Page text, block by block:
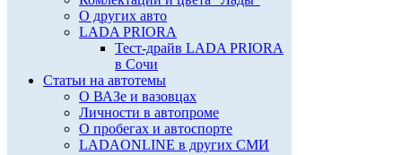
О других авто
LADA PRIORA
Тест-драйв LADA PRIORA
в Сочи
Статьи на автотемы
О ВАЗе и вазовцах
Личности в автопроме
О пробегах и автоспорте
LADAONLINE в других СМИ